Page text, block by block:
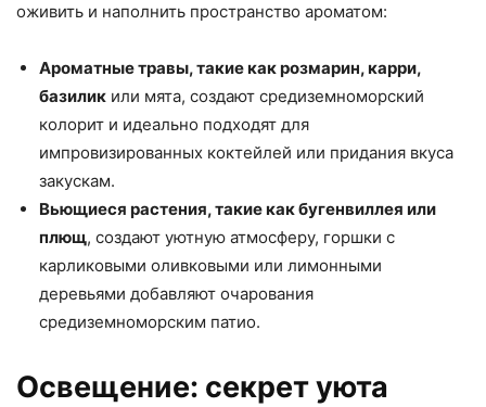
оживить и наполнить пространство ароматом:
Ароматные травы, такие как розмарин, карри,
базилик или мята, создают средиземноморский
колорит и идеально подходят для
импровизированных коктейлей или придания вкуса
закускам.
Вьющиеся растения, такие как бугенвиллея или
плющ, создают уютную атмосферу, горшки с
карликовыми оливковыми или лимонными
деревьями добавляют очарования
средиземноморским патио.
Освещение: секрет уюта